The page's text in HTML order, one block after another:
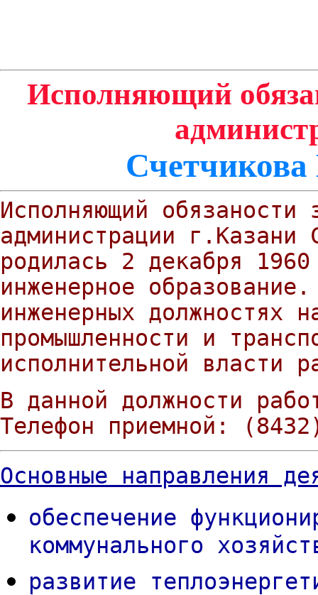
Исполняющий
Исполняющий обязаности
администрации г.Казани
родилась 2 декабря
инженерное
инженерных должностях
промышленности и
исполнительной власти
В данной должности
Телефон приемной:
Основные направления
обеспечение
коммунального
развитие